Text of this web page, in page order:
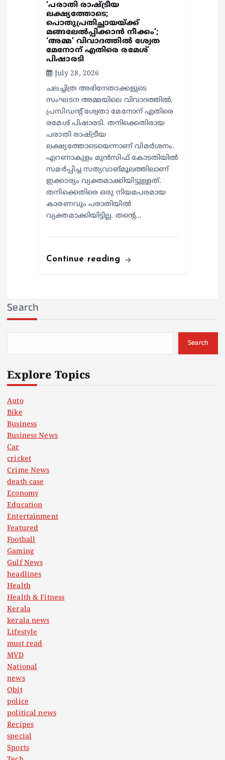
‘പരാതി രാഷ്ട്രീയ
ലക്ഷ്യത്തോടെ;
പൊതുപ്രതിച്ഛായയ്ക്ക്
മങ്ങലേല്‍പ്പിക്കാന്‍ നീക്കം’;
‘അമ്മ’ വിവാദത്തില്‍ ശ്വേത
മേനോന് എതിരെ രമേശ്
പിഷാരടി
July 28, 2026
ചലച്ചിത്ര അഭിനേതാക്കളുടെ
സംഘടന അമ്മയിലെ വിവാദത്തില്‍,
പ്രസിഡന്റ് ശ്വേതാ മേനോന് എതിരെ
രമേശ് പിഷാരടി. തനിക്കെതിരായ
പരാതി രാഷ്ട്രീയ
ലക്ഷ്യത്തോടെയെന്നാണ് വിമര്‍ശനം.
എറണാകുളം മുന്‍സിഫ് കോടതിയില്‍
സമര്‍പ്പിച്ച സത്യവാങ്മൂലത്തിലാണ്
ഇക്കാര്യം വ്യക്തമാക്കിയിട്ടുള്ളത്.
തനിക്കെതിരെ ഒരു നിയമപരമായ
കാരണവും പരാതിയില്‍
വ്യക്തമാക്കിയിട്ടില്ല. തന്റെ…
Continue reading
Search
Search
Explore Topics
Auto
Bike
Business
Business News
Car
cricket
Crime News
death case
Economy
Education
Entertainment
Featured
Football
Gaming
Gulf News
headlines
Health
Health & Fitness
Kerala
kerala news
Lifestyle
must read
MVD
National
news
Obit
police
political news
Recipes
special
Sports